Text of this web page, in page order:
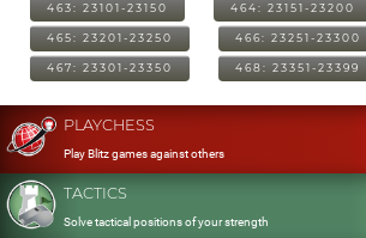
463: 23101-23150 464: 23151-23200
465: 23201-23250 466: 23251-23300
467: 23301-23350 468: 23351-23399
PLAYCHESS
Play Blitz games against others
TACTICS
Solve tactical positions of your strength